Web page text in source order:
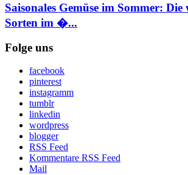
Saisonales Gemüse im Sommer: Die
Sorten im �...
Folge uns
facebook
pinterest
instagramm
tumblr
linkedin
wordpress
blogger
RSS Feed
Kommentare RSS Feed
Mail